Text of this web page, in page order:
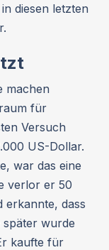
diesen letzten
machen
für
Versuch
US-Dollar.
war das eine
verlor er 50
erkannte, dass
wurde
kaufte für